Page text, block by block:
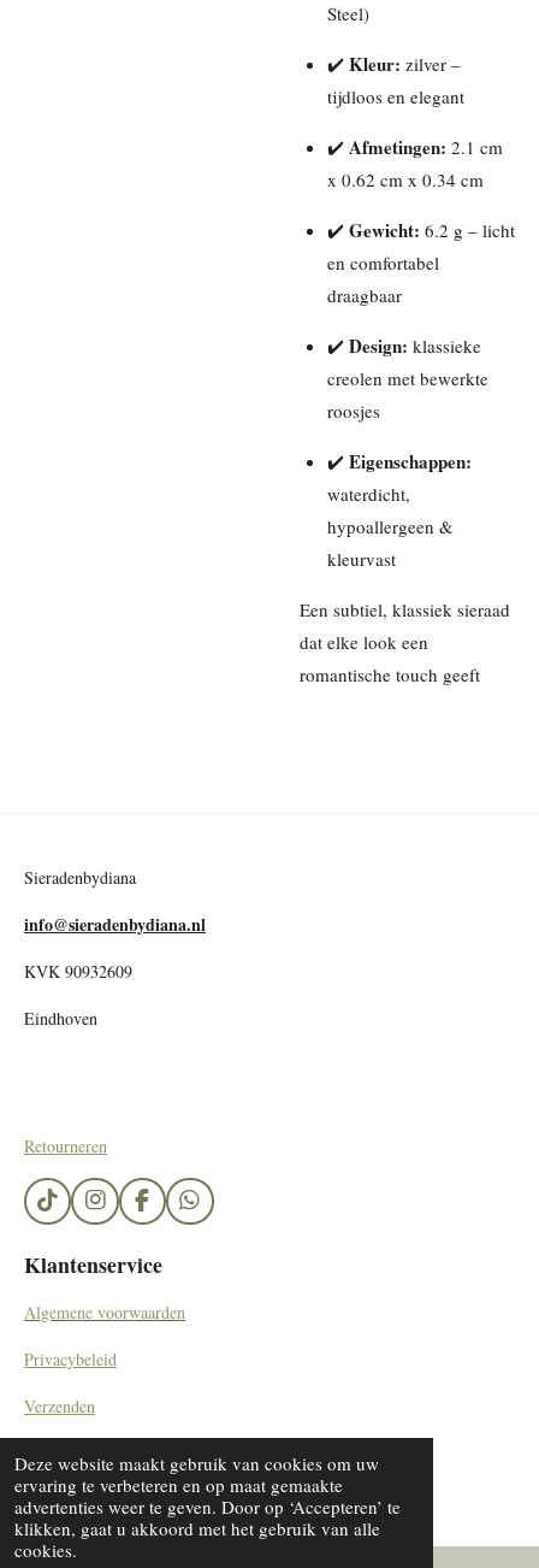
Deze website maakt gebruik van cookies om uw
ervaring te verbeteren en op maat gemaakte
advertenties weer te geven. Door op ‘Accepteren’ te
klikken, gaat u akkoord met het gebruik van alle
cookies.
Steel)
✔️ Kleur: zilver –
tijdloos en elegant
✔️ Afmetingen: 2.1 cm
x 0.62 cm x 0.34 cm
✔️ Gewicht: 6.2 g – licht
en comfortabel
draagbaar
✔️ Design: klassieke
creolen met bewerkte
roosjes
✔️ Eigenschappen:
waterdicht,
hypoallergeen &
kleurvast
Een subtiel, klassiek sieraad
dat elke look een
romantische touch geeft
Sieradenbydiana
info@sieradenbydiana.nl
KVK 90932609
Eindhoven
Retourneren
T
i
T
k
I
n
t
g
a
F
a
c
e
o
W
h
Klantenservice
Algemene voorwaarden
Privacybeleid
Verzenden
© 2023 - 2024 SieradenByDiana/ by Kemerinkdesign